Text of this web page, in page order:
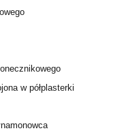
w półplasterki